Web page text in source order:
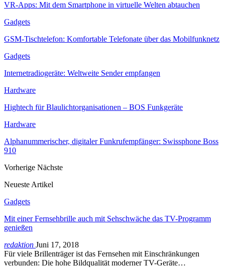
VR-Apps: Mit dem Smartphone in virtuelle Welten abtauchen
Gadgets
GSM-Tischtelefon: Komfortable Telefonate über das Mobilfunknetz
Gadgets
Internetradiogeräte: Weltweite Sender empfangen
Hardware
Hightech für Blaulichtorganisationen – BOS Funkgeräte
Hardware
Alphanummerischer, digitaler Funkrufempfänger: Swissphone Boss
910
Vorherige Nächste
Neueste Artikel
Gadgets
Mit einer Fernsehbrille auch mit Sehschwäche das TV-Programm
genießen
redaktion Juni 17, 2018
Für viele Brillenträger ist das Fernsehen mit Einschränkungen
verbunden: Die hohe Bildqualität moderner TV-Geräte…